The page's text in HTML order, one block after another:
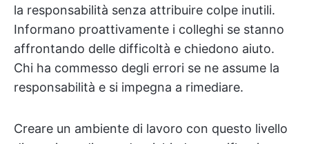
la responsabilità senza attribuire colpe inutili.
Informano proattivamente i colleghi se stanno
affrontando delle difficoltà e chiedono aiuto.
Chi ha commesso degli errori se ne assume la
responsabilità e si impegna a rimediare.
Creare un ambiente di lavoro con questo livello